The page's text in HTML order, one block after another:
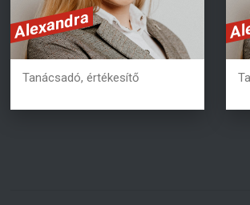
Alexandra
Tanácsadó, értékesítő
+36 20 362 2978